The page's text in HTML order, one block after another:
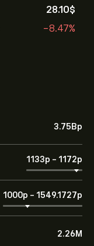
28.10‎$‎
-8.47%
3.75B‎p‎
1133‎p‎ - 1172‎p‎
1000‎p‎ - 1549.1727‎p‎
2.26M